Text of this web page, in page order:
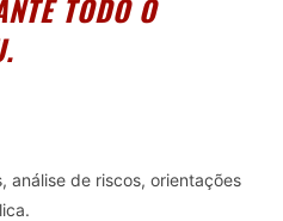
TODO O
análise de riscos, orientações